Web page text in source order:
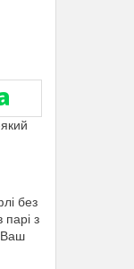
без
з
Ваш